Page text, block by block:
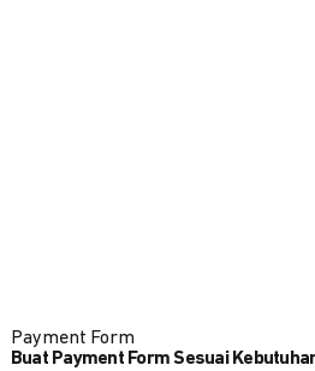
Payment Form
Buat Payment Form Sesuai